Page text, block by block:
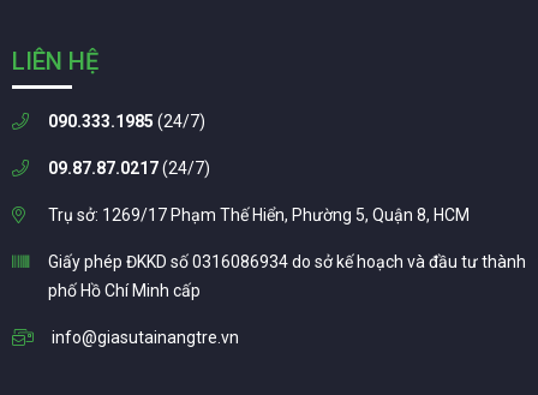
LIÊN HỆ
090.333.1985 (24/7)
09.87.87.0217(24/7)
Trụ sở: 1269/17 Phạm Thế Hiển, Phường 5, Quận 8, HCM
Giấy phép ĐKKD số 0316086934 do sở kế hoạch và đầu tư thành
phố Hồ Chí Minh cấp
info@giasutainangtre.vn